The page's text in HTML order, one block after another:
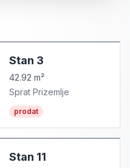
Stan 3
42.92 m²
Sprat Prizemlje
prodat
Stan 11